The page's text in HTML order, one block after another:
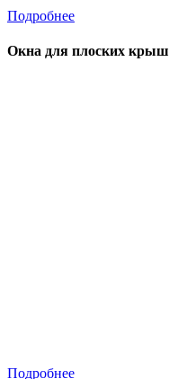
Подробнее
Окна для плоских крыш
Подробнее